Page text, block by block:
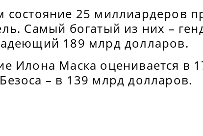
состояние 25 миллиардеров
Самый богатый из них –
189 млрд долларов.
Илона Маска оценивается в
– в 139 млрд долларов.